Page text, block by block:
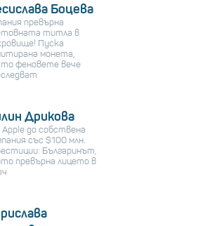
Боцева
превърна
титла в
Пуска
монета,
феновете вече
Дрикова
до собствена
със $100 млн.
Българинът,
превърна лицето в